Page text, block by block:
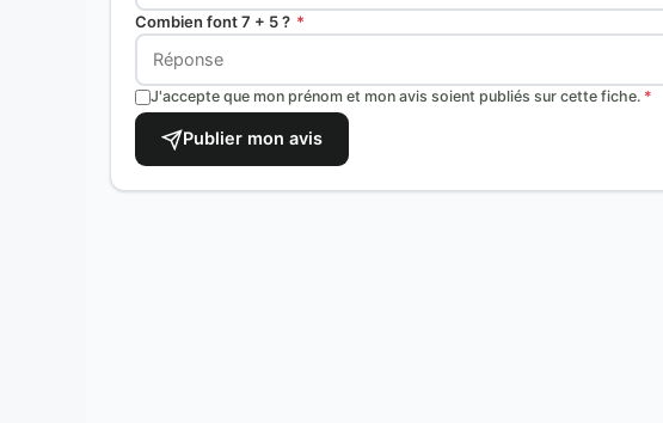
Combien font 7 + 5 ? *
J'accepte que mon prénom et mon avis soient publiés sur cette fiche. *
Publier mon avis